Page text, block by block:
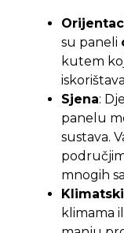
su paneli
kutem
Sjena:
panelu
sustava.
mnogih
klimama